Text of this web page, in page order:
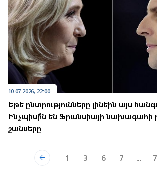
10.07.2026, 22:00
Եթե ընտրությունները լինեին այս
Ինչպիսի՞ն են Ֆրանսիայի նախագահի
շանսերը
1 3 6 7 ...